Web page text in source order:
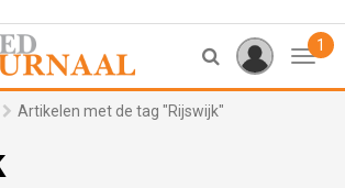
1
Artikelen met de tag "Rijswijk"